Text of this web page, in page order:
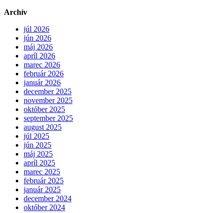
Archív
júl 2026
jún 2026
máj 2026
apríl 2026
marec 2026
február 2026
január 2026
december 2025
november 2025
október 2025
september 2025
august 2025
júl 2025
jún 2025
máj 2025
apríl 2025
marec 2025
február 2025
január 2025
december 2024
október 2024